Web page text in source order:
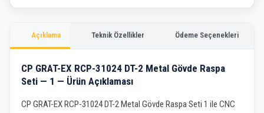
Açıklama Teknik Özellikler Ödeme Seçenekleri
CP GRAT-EX RCP-31024 DT-2 Metal Gövde Raspa
Seti — 1 — Ürün Açıklaması
CP GRAT-EX RCP-31024 DT-2 Metal Gövde Raspa Seti 1 ile CNC